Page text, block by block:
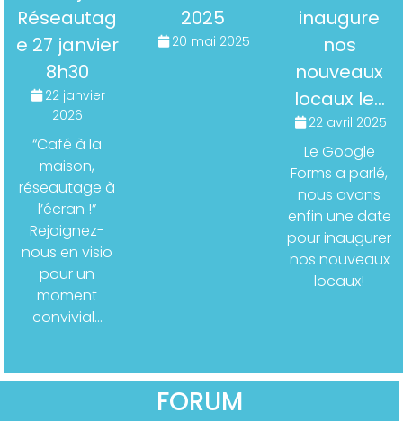
Réseautag
e 27 janvier
8h30
22 janvier
2026
“Café à la
maison,
réseautage à
l’écran !”
Rejoignez-
nous en visio
pour un
moment
convivial…
2025
20 mai 2025
inaugure
nos
nouveaux
locaux le…
22 avril 2025
Le Google
Forms a parlé,
nous avons
enfin une date
pour inaugurer
nos nouveaux
locaux!
FORUM